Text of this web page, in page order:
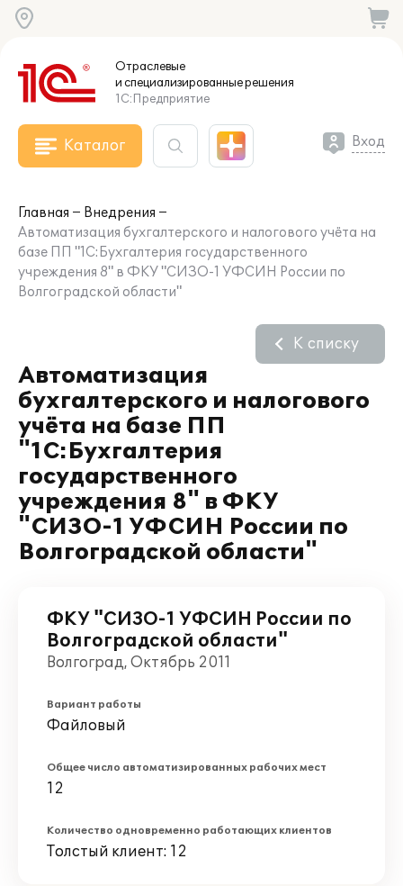
Отраслевые
и специализированныерешения
1С:Предприятие
Каталог Вход
Главная
Внедрения
Автоматизация бухгалтерского и налогового учёта на
базе ПП "1С:Бухгалтерия государственного
учреждения 8" в ФКУ "СИЗО-1 УФСИН России по
Волгоградской области"
Автоматизация
бухгалтерского и налогового
учёта на базе ПП
"1С:Бухгалтерия
государственного
учреждения 8" в ФКУ
"СИЗО-1 УФСИН России по
Волгоградской области"
К списку
ФКУ "СИЗО-1 УФСИН России по
Волгоградской области"
Волгоград, Октябрь 2011
Вариант работы
Файловый
Общее число автоматизированных рабочих мест
12
Количество одновременно работающих клиентов
Толстый клиент: 12